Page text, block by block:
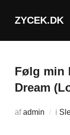
ZYCEK.DK
Følg min
Dream
afadmin i